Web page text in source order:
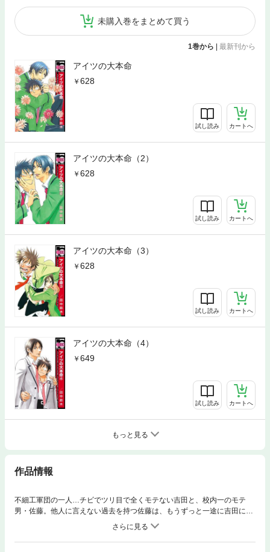
未購入巻をまとめて買う
1巻から | 最新刊から
アイツの大本命
628
試し読み カートへ
アイツの大本命（2）
628
試し読み カートへ
アイツの大本命（3）
628
試し読み カートへ
アイツの大本命（4）
649
試し読み カートへ
もっと見る
作品情報
不細工軍団の一人…チビでツリ目で全くモテない吉田と、校内一のモテ
男・佐藤。他人に言えない過去を持つ佐藤は、もうずっと一途に吉田に片
想い中。その執着振りに、純情な吉田はほだされて…!? 『ブサカワ』キ
ュート人気で大爆発の2巻、遂に登場!! 単行本おまけショートもばっちり
収録！